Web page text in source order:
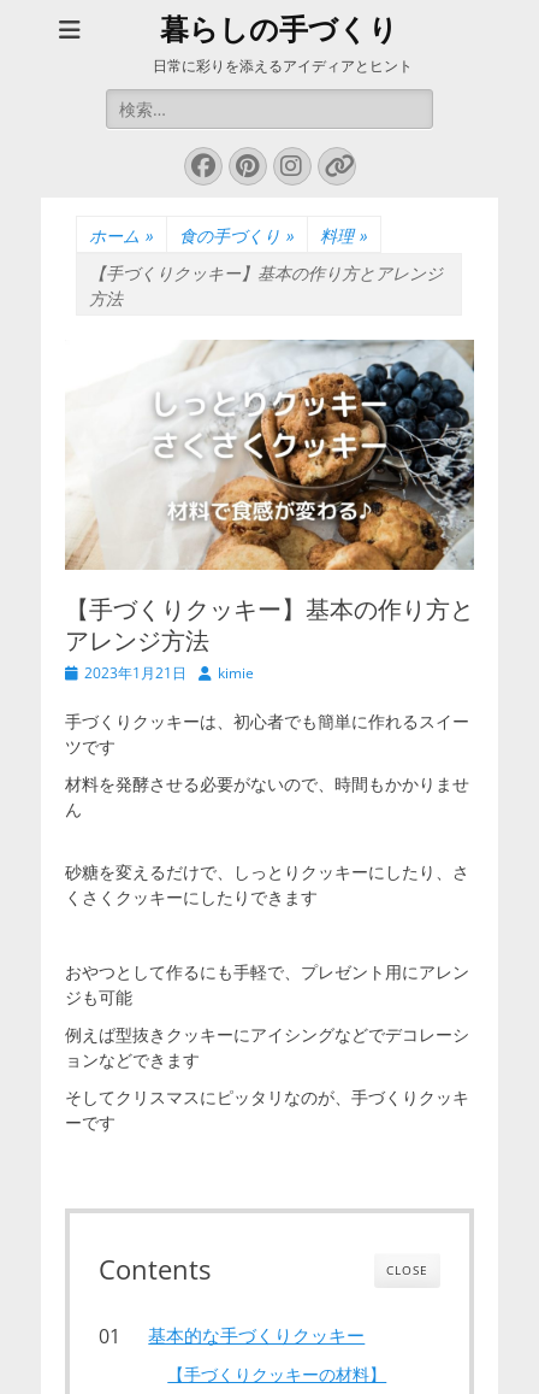
暮らしの手づくり
日常に彩りを添えるアイディアとヒント
検
索:
Facebook
Pinterest
Instagram
リ
ン
ホーム » 食の手づくり » 料理 »
【手づくりクッキー】基本の作り方とアレンジ
方法
【手づくりクッキー】基本の作り方と
アレンジ方法
投
日
2023年1月21日
投
者
kimie
手づくりクッキーは、初心者でも簡単に作れるスイー
ツです
材料を発酵させる必要がないので、時間もかかりませ
ん
砂糖を変えるだけで、しっとりクッキーにしたり、さ
くさくクッキーにしたりできます
おやつとして作るにも手軽で、プレゼント用にアレン
ジも可能
例えば型抜きクッキーにアイシングなどでデコレーシ
ョンなどできます
そしてクリスマスにピッタリなのが、手づくりクッキ
ーです
CLOSE
Contents
基本的な手づくりクッキー
【手づくりクッキーの材料】